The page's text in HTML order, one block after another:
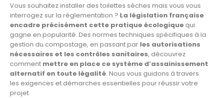
Vous souhaitez installer des toilettes sèches mais vous vous
interrogez sur la réglementation ? La législation française
encadre précisément cette pratique écologique qui
gagne en popularité. Des normes techniques spécifiques à la
gestion du compostage, en passant par les autorisations
nécessaires et les contrôles sanitaires, découvrez
comment mettre en place ce système d’assainissement
alternatif en toute légalité. Nous vous guidons à travers
les exigences et démarches essentielles pour réussir votre
projet.